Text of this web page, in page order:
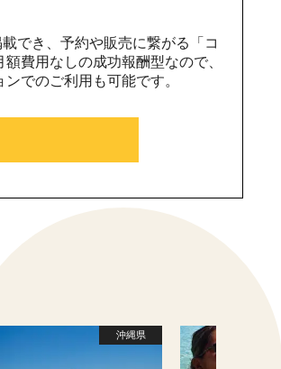
でき、予約や販売に繋がる「コ
費用なしの成功報酬型なので、
でのご利用も可能です。
沖縄県